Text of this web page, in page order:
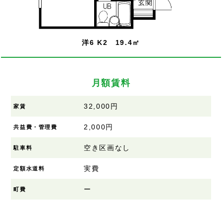
洋6 K2 19.4㎡
月額賃料
家賃 32,000円
共益費・管理費 2,000円
駐車料 空き区画なし
定額水道料 実費
町費 ー